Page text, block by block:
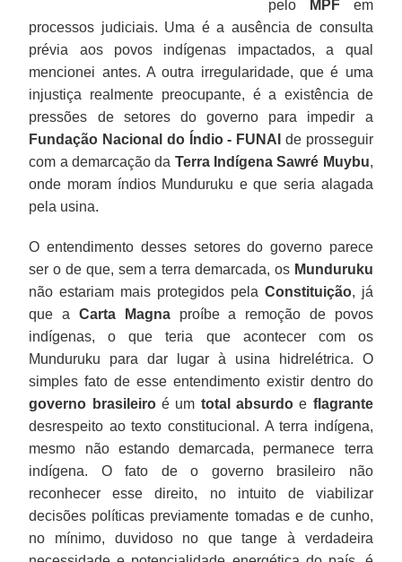
pelo MPF em
processos judiciais. Uma é a ausência de consulta
prévia aos povos indígenas impactados, a qual
mencionei antes. A outra irregularidade, que é uma
injustiça realmente preocupante, é a existência de
pressões de setores do governo para impedir a
Fundação Nacional do Índio - FUNAI de prosseguir
com a demarcação da Terra Indígena Sawré Muybu,
onde moram índios Munduruku e que seria alagada
pela usina.
O entendimento desses setores do governo parece
ser o de que, sem a terra demarcada, os Munduruku
não estariam mais protegidos pela Constituição, já
que a Carta Magnaproíbe a remoção de povos
indígenas, o que teria que acontecer com os
Munduruku para dar lugar à usina hidrelétrica. O
simples fato de esse entendimento existir dentro do
governo brasileiroé um total absurdoe flagrante
desrespeito ao texto constitucional. A terra indígena,
mesmo não estando demarcada, permanece terra
indígena. O fato de o governo brasileiro não
reconhecer esse direito, no intuito de viabilizar
decisões políticas previamente tomadas e de cunho,
no mínimo, duvidoso no que tange à verdadeira